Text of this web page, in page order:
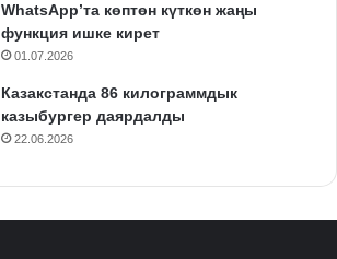
WhatsApp’та көптөн күткөн жаңы
функция ишке кирет
01.07.2026
Казакстанда 86 килограммдык
казыбургер даярдалды
22.06.2026